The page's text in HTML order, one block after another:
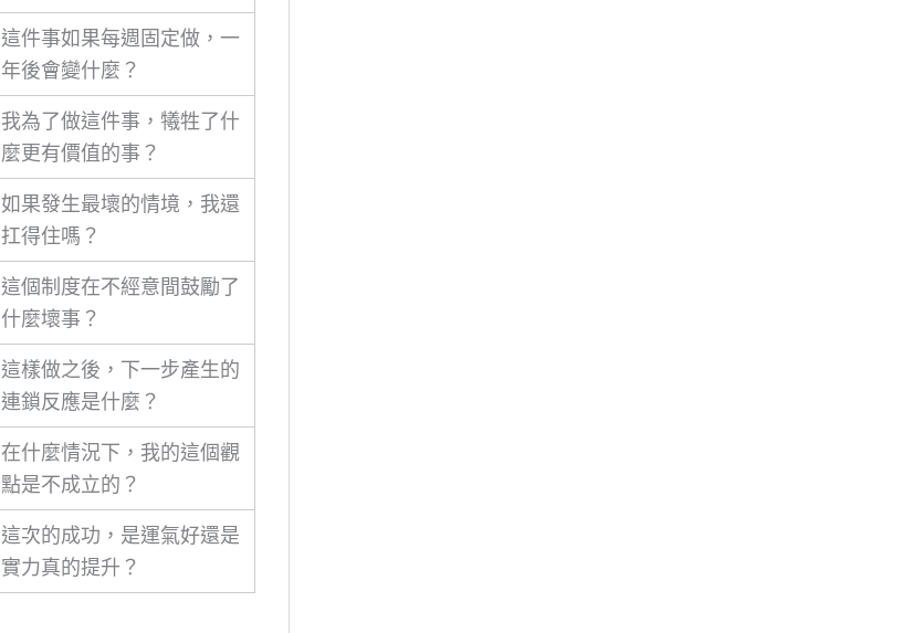
這件事如果每週固定做，一
年後會變什麼？
我為了做這件事，犧牲了什
麼更有價值的事？
如果發生最壞的情境，我還
扛得住嗎？
這個制度在不經意間鼓勵了
什麼壞事？
這樣做之後，下一步產生的
連鎖反應是什麼？
在什麼情況下，我的這個觀
點是不成立的？
這次的成功，是運氣好還是
實力真的提升？